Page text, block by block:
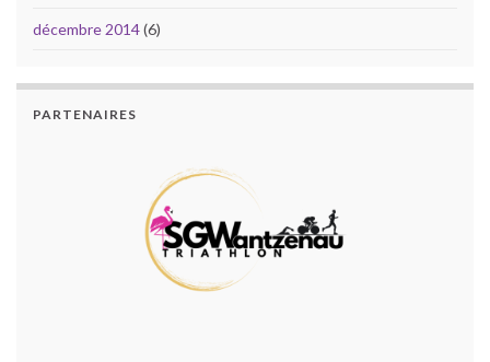
décembre 2014(6)
PARTENAIRES